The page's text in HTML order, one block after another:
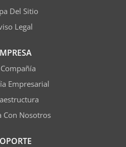
Del Sitio
Legal
Empresarial
Con Nosotros